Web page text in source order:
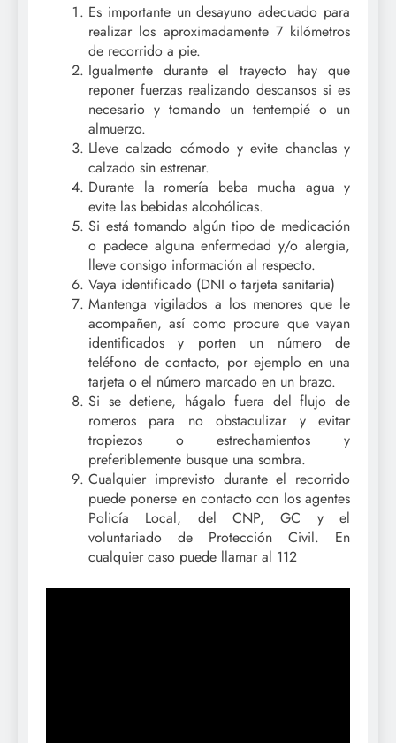
Es importante un desayuno adecuado para
realizar los aproximadamente 7 kilómetros
de recorrido a pie.
Igualmente durante el trayecto hay que
reponer fuerzas realizando descansos si es
necesario y tomando un tentempié o un
almuerzo.
Lleve calzado cómodo y evite chanclas y
calzado sin estrenar.
Durante la romería beba mucha agua y
evite las bebidas alcohólicas.
Si está tomando algún tipo de medicación
o padece alguna enfermedad y/o alergia,
lleve consigo información al respecto.
Vaya identificado (DNI o tarjeta sanitaria)
Mantenga vigilados a los menores que le
acompañen, así como procure que vayan
identificados y porten un número de
teléfono de contacto, por ejemplo en una
tarjeta o el número marcado en un brazo.
Si se detiene, hágalo fuera del flujo de
romeros para no obstaculizar y evitar
tropiezos o estrechamientos y
preferiblemente busque una sombra.
Cualquier imprevisto durante el recorrido
puede ponerse en contacto con los agentes
Policía Local, del CNP, GC y el
voluntariado de Protección Civil. En
cualquier caso puede llamar al 112